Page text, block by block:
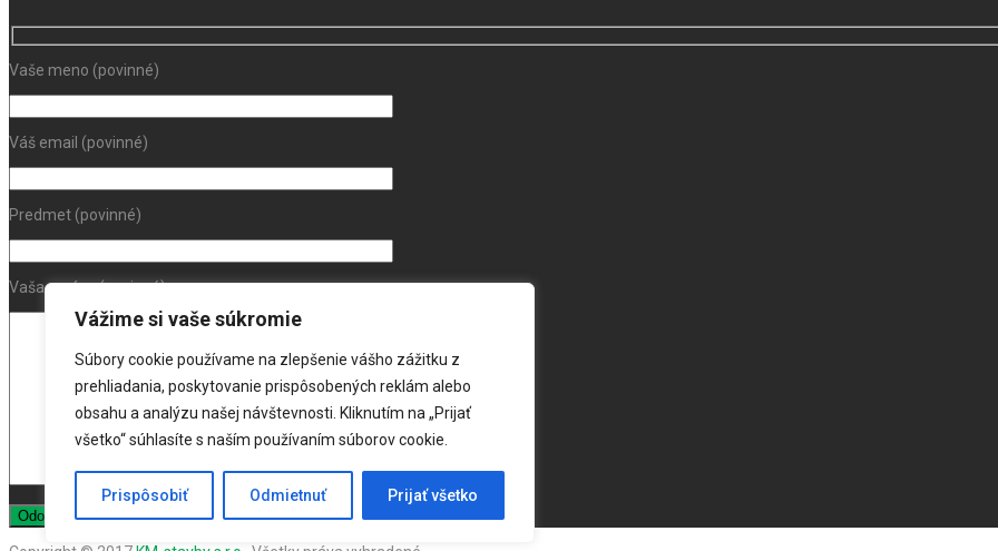
Vážime si vaše súkromie
Súbory cookie používame na zlepšenie vášho zážitku z
prehliadania, poskytovanie prispôsobených reklám alebo
obsahu a analýzu našej návštevnosti. Kliknutím na „Prijať
všetko“ súhlasíte s naším používaním súborov cookie.
Prispôsobiť Odmietnuť Prijať všetko
Vaše meno (povinné)
Váš email (povinné)
Predmet (povinné)
Vaša správa (povinné)